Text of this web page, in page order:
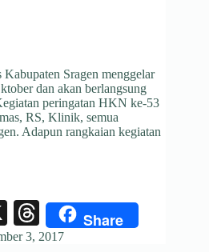
Sragen menggelar
dan akan berlangsung
peringatan HKN ke-53
RS, Klinik, semua
Adapun rangkaian kegiatan
X
T
hr
Share
3, 2017